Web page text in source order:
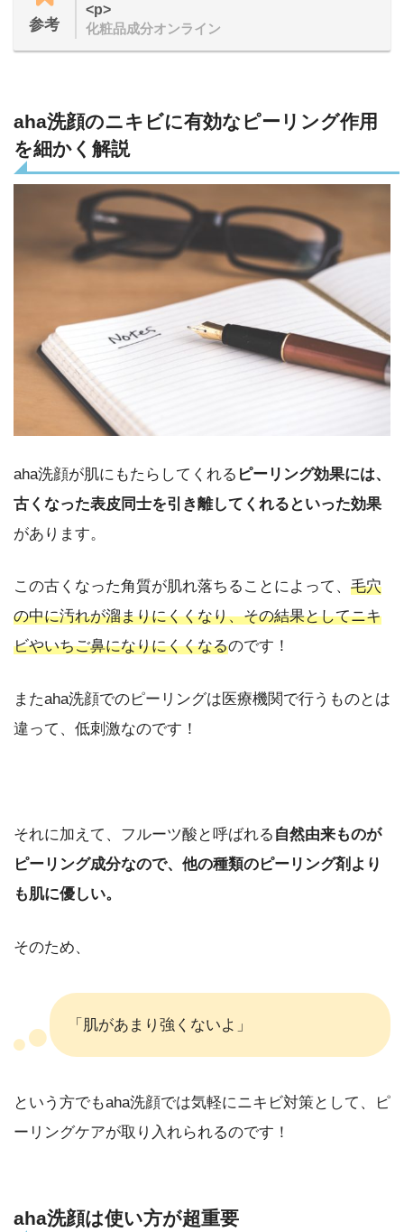
参考
<p>
化粧品成分オンライン
aha洗顔のニキビに有効なピーリング作用
を細かく解説
aha洗顔が肌にもたらしてくれる ピーリング効果には、
古くなった表皮同士を引き離してくれるといった効果
があります。
この古くなった角質が肌れ落ちることによって、 毛穴
の中に汚れが溜まりにくくなり、その結果としてニキ
ビやいちご鼻になりにくくなるのです！
またaha洗顔でのピーリングは医療機関で行うものとは
違って、低刺激なのです！
それに加えて、フルーツ酸と呼ばれる 自然由来ものが
ピーリング成分なので、他の種類のピーリング剤より
も肌に優しい。
そのため、
「肌があまり強くないよ」
という方でもaha洗顔では気軽にニキビ対策として、ピ
ーリングケアが取り入れられるのです！
aha洗顔は使い方が超重要